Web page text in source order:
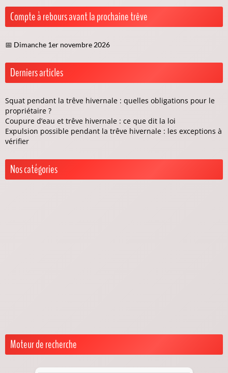
Compte à rebours avant la prochaine trêve
📅 Dimanche 1er novembre 2026
Derniers articles
Squat pendant la trêve hivernale : quelles obligations pour le
propriétaire ?
Coupure d’eau et trêve hivernale : ce que dit la loi
Expulsion possible pendant la trêve hivernale : les exceptions à
vérifier
Nos catégories
Moteur de recherche